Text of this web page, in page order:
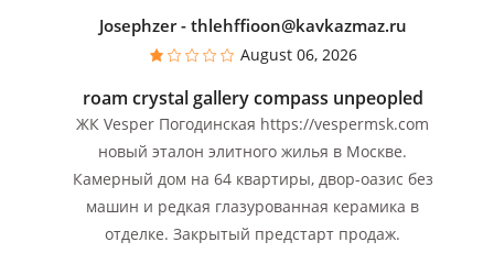
Josephzer- thlehffioon@kavkazmaz.ru
August 06, 2026
roam crystal gallery compass unpeopled
ЖК Vesper Погодинская https://vespermsk.com
новый эталон элитного жилья в Москве.
Камерный дом на 64 квартиры, двор-оазис без
машин и редкая глазурованная керамика в
отделке. Закрытый предстарт продаж.